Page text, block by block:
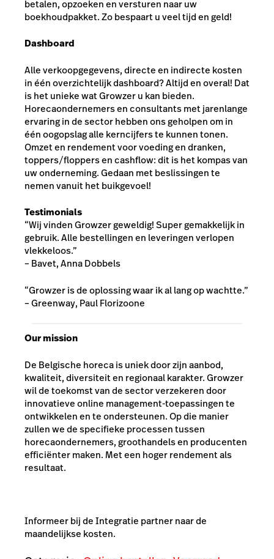
betalen, opzoeken en versturen naar uw
boekhoudpakket. Zo bespaart u veel tijd en geld!
Dashboard
Alle verkoopgegevens, directe en indirecte kosten
in één overzichtelijk dashboard? Altijd en overal! Dat
is het unieke wat Growzer u kan bieden.
Horecaondernemers en consultants met jarenlange
ervaring in de sector hebben ons geholpen om in
één oogopslag alle kerncijfers te kunnen tonen.
Omzet en rendement voor voeding en dranken,
toppers/floppers en cashflow: dit is het kompas van
uw onderneming. Gedaan met beslissingen te
nemen vanuit het buikgevoel!
Testimonials
“Wij vinden Growzer geweldig! Super gemakkelijk in
gebruik. Alle bestellingen en leveringen verlopen
vlekkeloos.”
– Bavet, Anna Dobbels
“Growzer is de oplossing waar ik al lang op wachtte.”
– Greenway, Paul Florizoone
Our mission
De Belgische horeca is uniek door zijn aanbod,
kwaliteit, diversiteit en regionaal karakter. Growzer
wil de toekomst van de sector verzekeren door
innovatieve online management-toepassingen te
ontwikkelen en te ondersteunen. Op die manier
zullen we de specifieke processen tussen
horecaondernemers, groothandels en producenten
efficiënter maken. Met een hoger rendement als
resultaat.
Informeer bij de Integratie partner naar de
maandelijkse kosten.